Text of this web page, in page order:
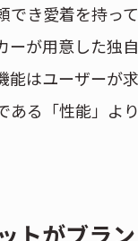
でき愛着を持っ
ーが用意した独
能はユーザーが
ある「性能」よ
トがブラ